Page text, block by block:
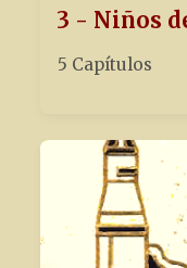
3 - Niños
5 Capítulos